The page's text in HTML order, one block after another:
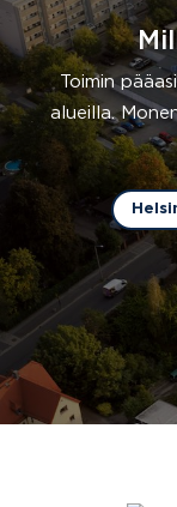
Toimin
alueilla.